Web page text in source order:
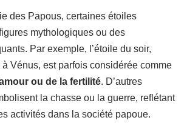
des Papous, certaines étoiles
mythologiques ou des
Par exemple, l’étoile du soir,
Vénus, est parfois considérée comme
ou de la fertilité. D’autres
la chasse ou la guerre, reflétant
activités dans la société papoue.